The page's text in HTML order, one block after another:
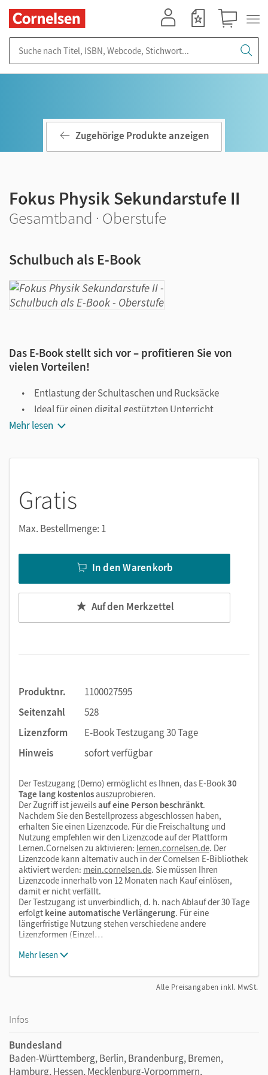
Zugehörige Produkte anzeigen
Fokus Physik Sekundarstufe II
Gesamtband · Oberstufe
Schulbuch als E-Book
Das E-Book stellt sich vor – profitieren Sie von
vielen Vorteilen!
Entlastung der Schultaschen und Rucksäcke
Ideal für einen digital gestützten Unterricht
Notiz- und Markierungsmöglichkeit
Notizen erstellen
Markierungen setzen
Suchen im Text
Zoomen
Mehr lesen
Gratis
Max. Bestellmenge: 1
In den Warenkorb
Auf den Merkzettel
Produktnr.
1100027595
Seitenzahl
528
Lizenzform
E-Book Testzugang 30 Tage
Hinweis
sofort verfügbar
Der Testzugang (Demo) ermöglicht es Ihnen, das E-Book30
Tage lang kostenlosauszuprobieren.
Der Zugriff ist jeweilsauf eine Person beschränkt.
Nachdem Sie den Bestellprozess abgeschlossen haben,
erhalten Sie einen Lizenzcode. Für die Freischaltung und
Nutzung empfehlen wir den Lizenzcode auf der Plattform
Lernen.Cornelsen zu aktivieren: lernen.cornelsen.de. Der
Lizenzcode kann alternativ auch in der Cornelsen E-Bibliothek
aktiviert werden: mein.cornelsen.de. Sie müssen Ihren
Lizenzcode innerhalb von 12 Monaten nach Kauf einlösen,
damit er nicht verfällt.
Der Testzugang ist unverbindlich, d. h. nach Ablauf der 30 Tage
erfolgt keine automatische Verlängerung. Für eine
längerfristige Nutzung stehen verschiedene andere
Lizenzformen (Einzel…
Mehr lesen
Alle Preisangaben inkl. MwSt.
Infos
Bundesland
Baden-Württemberg, Berlin, Brandenburg, Bremen,
Hamburg, Hessen, Mecklenburg-Vorpommern,